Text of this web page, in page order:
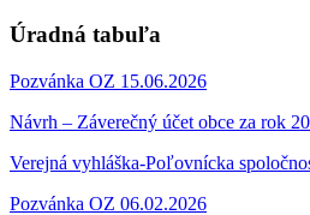
Úradná tabuľa
Pozvánka OZ 15.06.2026
Návrh – Záverečný účet obce za rok
Verejná vyhláška-Poľovnícka
Pozvánka OZ 06.02.2026